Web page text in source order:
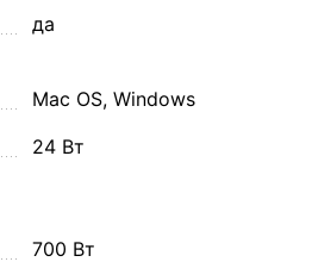
да
Mac OS, Windows
24 Вт
700 Вт